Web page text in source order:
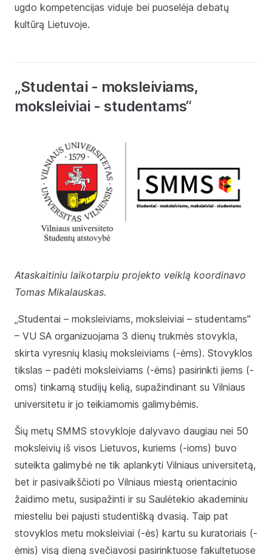
ugdo kompetencijas viduje bei puoselėja debatų
kultūrą Lietuvoje.
„Studentai - moksleiviams,
moksleiviai - studentams“
Ataskaitiniu laikotarpiu projekto veiklą koordinavo
Tomas Mikalauskas.
„Studentai – moksleiviams, moksleiviai – studentams"
– VU SA organizuojama 3 dienų trukmės stovykla,
skirta vyresnių klasių moksleiviams (-ėms). Stovyklos
tikslas – padėti moksleiviams (-ėms) pasirinkti jiems (-
oms) tinkamą studijų kelią, supažindinant su Vilniaus
universitetu ir jo teikiamomis galimybėmis.
Šių metų SMMS stovykloje dalyvavo daugiau nei 50
moksleivių iš visos Lietuvos, kuriems (-ioms) buvo
suteikta galimybė ne tik aplankyti Vilniaus universitetą,
bet ir pasivaikščioti po Vilniaus miestą orientacinio
žaidimo metu, susipažinti ir su Saulėtekio akademiniu
miesteliu bei pajusti studentišką dvasią. Taip pat
stovyklos metu moksleiviai (-ės) kartu su kuratoriais (-
ėmis) visą dieną svečiavosi pasirinktuose fakultetuose